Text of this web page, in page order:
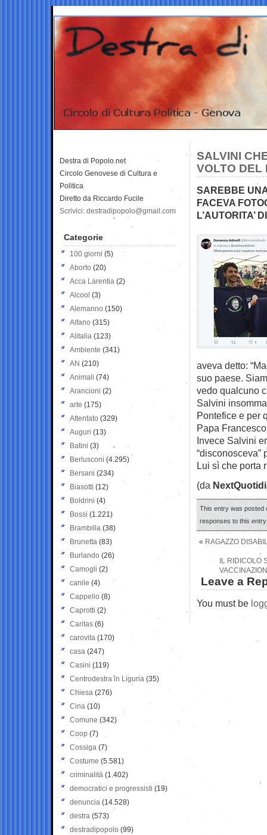
SALVINI
VOLTO DEL
SAREBBE
FACEVA
L’AUTORITA’
aveva detto:
suo paese.
vedo qualcuno
Salvini
Pontefice e per
Papa
Invece Salvini
Lui sì che porta
(da
This entry was posted
responses to this
« RAGAZZO
IL RIDICOLO
Leave a
You must be
Destra di Popolo.net
Circolo Genovese di Cultura e
Politica
Diretto da Riccardo Fucile
Scrivici: destradipopolo@gmail.com
Categorie
100 giorni (5)
Aborto (20)
Acca Larentia (2)
Alcool (3)
Alemanno (150)
Alfano (315)
Alitalia (123)
Ambiente (341)
AN (210)
Animali (74)
Arancioni (2)
arte (175)
Attentato (329)
Auguri (13)
Batini (3)
Berlusconi (4.295)
Bersani (234)
Biasotti (12)
Boldrini (4)
Bossi (1.221)
Brambilla (38)
Brunetta (83)
Burlando (26)
Camogli (2)
canile (4)
Cappello (8)
Caprotti (2)
Caritas (6)
carovita (170)
casa (247)
Casini (119)
Centrodestra in Liguria (35)
Chiesa (276)
Cina (10)
Comune (342)
Coop (7)
Cossiga (7)
Costume (5.581)
criminalità (1.402)
democratici e progressisti (19)
denuncia (14.528)
destra (573)
destradipopolo (99)